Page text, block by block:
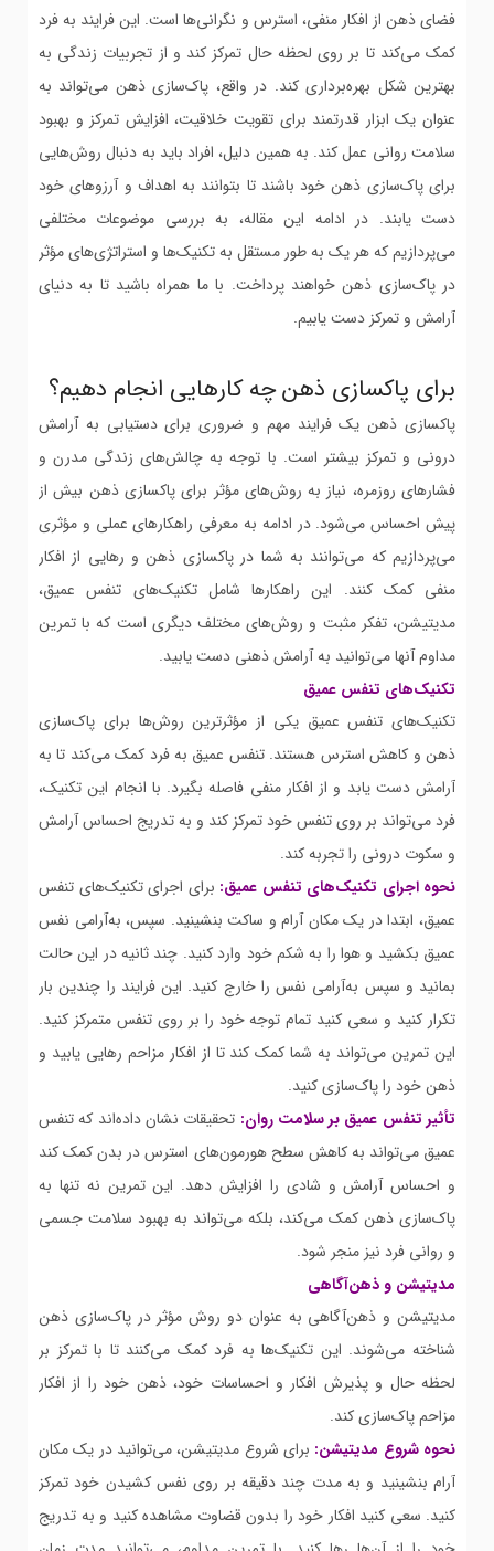
فضای ذهن از افکار منفی، استرس و نگرانی‌ها است. این فرایند به فرد
کمک می‌کند تا بر روی لحظه حال تمرکز کند و از تجربیات زندگی به
بهترین شکل بهره‌برداری کند. در واقع، پاک‌سازی ذهن می‌تواند به
عنوان یک ابزار قدرتمند برای تقویت خلاقیت، افزایش تمرکز و بهبود
سلامت روانی عمل کند. به همین دلیل، افراد باید به دنبال روش‌هایی
برای پاک‌سازی ذهن خود باشند تا بتوانند به اهداف و آرزوهای خود
دست یابند. در ادامه این مقاله، به بررسی موضوعات مختلفی
می‌پردازیم که هر یک به طور مستقل به تکنیک‌ها و استراتژی‌های مؤثر
در پاک‌سازی ذهن خواهند پرداخت. با ما همراه باشید تا به دنیای
آرامش و تمرکز دست یابیم.
برای پاکسازی ذهن چه کارهایی انجام دهیم؟
پاکسازی ذهن یک فرایند مهم و ضروری برای دستیابی به آرامش
درونی و تمرکز بیشتر است. با توجه به چالش‌های زندگی مدرن و
فشارهای روزمره، نیاز به روش‌های مؤثر برای پاکسازی ذهن بیش از
پیش احساس می‌شود. در ادامه به معرفی راهکارهای عملی و مؤثری
می‌پردازیم که می‌توانند به شما در پاکسازی ذهن و رهایی از افکار
منفی کمک کنند. این راهکارها شامل تکنیک‌های تنفس عمیق،
مدیتیشن، تفکر مثبت و روش‌های مختلف دیگری است که با تمرین
مداوم آنها می‌توانید به آرامش ذهنی دست یابید.
تکنیک‌های تنفس عمیق
تکنیک‌های تنفس عمیق یکی از مؤثرترین روش‌ها برای پاک‌سازی
ذهن و کاهش استرس هستند. تنفس عمیق به فرد کمک می‌کند تا به
آرامش دست یابد و از افکار منفی فاصله بگیرد. با انجام این تکنیک،
فرد می‌تواند بر روی تنفس خود تمرکز کند و به تدریج احساس آرامش
و سکوت درونی را تجربه کند.
نحوه اجرای تکنیک‌های تنفس عمیق: برای اجرای تکنیک‌های تنفس
عمیق، ابتدا در یک مکان آرام و ساکت بنشینید. سپس، به‌آرامی نفس
عمیق بکشید و هوا را به شکم خود وارد کنید. چند ثانیه در این حالت
بمانید و سپس به‌آرامی نفس را خارج کنید. این فرایند را چندین بار
تکرار کنید و سعی کنید تمام توجه خود را بر روی تنفس متمرکز کنید.
این تمرین می‌تواند به شما کمک کند تا از افکار مزاحم رهایی یابید و
ذهن خود را پاک‌سازی کنید.
تأثیر تنفس عمیق بر سلامت روان: تحقیقات نشان داده‌اند که تنفس
عمیق می‌تواند به کاهش سطح هورمون‌های استرس در بدن کمک کند
و احساس آرامش و شادی را افزایش دهد. این تمرین نه تنها به
پاک‌سازی ذهن کمک می‌کند، بلکه می‌تواند به بهبود سلامت جسمی
و روانی فرد نیز منجر شود.
مدیتیشن و ذهن‌آگاهی
مدیتیشن و ذهن‌آگاهی به عنوان دو روش مؤثر در پاک‌سازی ذهن
شناخته می‌شوند. این تکنیک‌ها به فرد کمک می‌کنند تا با تمرکز بر
لحظه حال و پذیرش افکار و احساسات خود، ذهن خود را از افکار
مزاحم پاک‌سازی کند.
نحوه شروع مدیتیشن: برای شروع مدیتیشن، می‌توانید در یک مکان
آرام بنشینید و به مدت چند دقیقه بر روی نفس کشیدن خود تمرکز
کنید. سعی کنید افکار خود را بدون قضاوت مشاهده کنید و به تدریج